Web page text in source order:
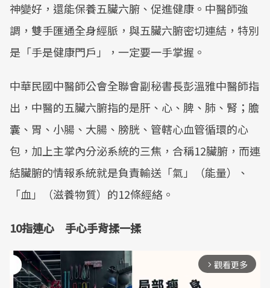
神變好，還能保養五臟六腑、促進健康。中醫師強
調，雙手匯通全身經脈，與五臟六腑密切連結，特別
是「手是健康門戶」，一定要一手掌握。
中華民國中醫師公會全聯會副秘書長彭溫雅中醫師指
出，中醫的五臟六腑指的是肝、心、脾、肺、腎；膽
囊、胃、小腸、大腸、膀胱、管轄心血管循環的心
包，加上主掌內分泌系統的三焦，合稱12臟腑，而連
結臟腑的情報系統就是負責輸送「氣」（能量）、
「血」（滋養物質）的12條經絡。
10指連心 手心手背揉一揉
arrow_forward_ios 觀看更多